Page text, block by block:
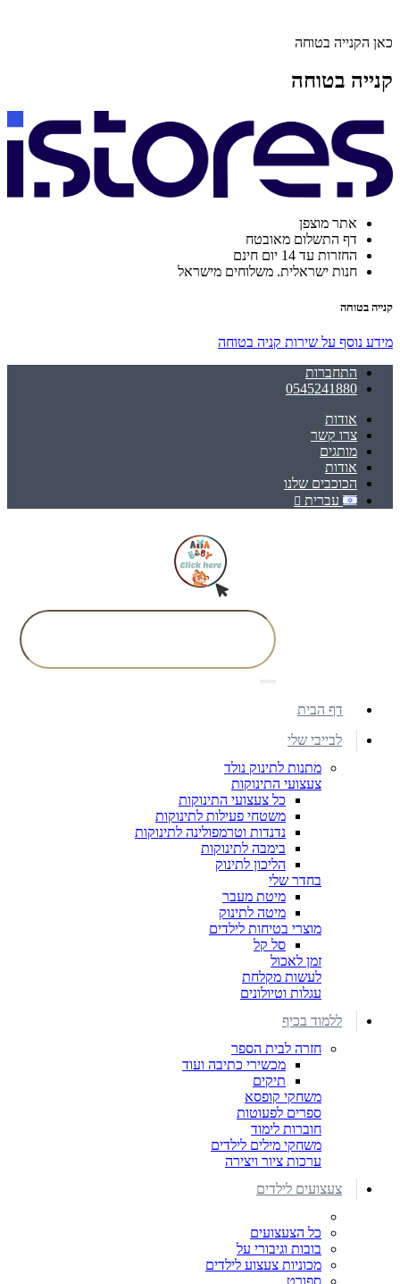
כאן הקנייה בטוחה
קנייה בטוחה
אתר מוצפן
דף התשלום מאובטח
החזרות עד 14 יום חינם
חנות ישראלית. משלוחים מישראל
קנייה בטוחה
מידע נוסף על שירות קניה בטוחה
התחברות
0545241880
אודות
צרו קשר
מותגים
אודות
הכוכבים שלנו
עברית
דף הבית
לבייבי שלי
מתנות לתינוק נולד
צעצועי התינוקות
כל צעצועי התינוקות
משטחי פעילות לתינוקות
נדנדות וטרמפולינה לתינוקות
בימבה לתינוקות
הליכון לתינוק
בחדר שלי
מיטת מעבר
מיטה לתינוק
מוצרי בטיחות לילדים
סל קל
זמן לאכול
לעשות מקלחת
עגלות וטיולונים
ללמוד בכיף
חזרה לבית הספר
מכשירי כתיבה ועוד
תיקים
משחקי קופסא
ספרים לפעוטות
חוברות לימוד
משחקי מילים לילדים
ערכות ציור ויצירה
צעצועים לילדים
כל הצעצועים
בובות וגיבורי על
מכוניות צעצוע לילדים
ספורט